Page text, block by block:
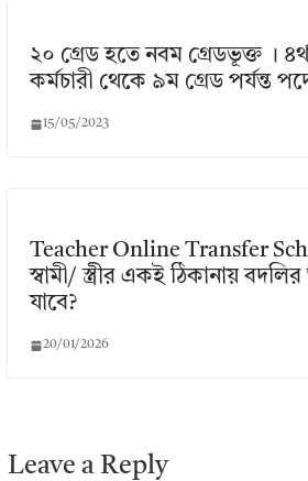
২০ গ্রেড হতে নবম গ্রেডভূক্ত ।
কর্মচারী থেকে ৯ম গ্রেড পর্যন্ত
15/05/2023
Teacher Online Transfer
স্বামী/ স্ত্রীর একই ঠিকানায়
যাবে?
20/01/2026
Leave a Reply